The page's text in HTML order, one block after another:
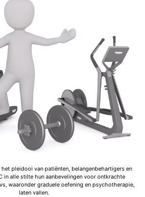
het pleidooi van patiënten, belangenbehartigers en
in alle stilte hun aanbevelingen voor ontkrachte
waaronder graduele oefening en psychotherapie,
laten vallen.